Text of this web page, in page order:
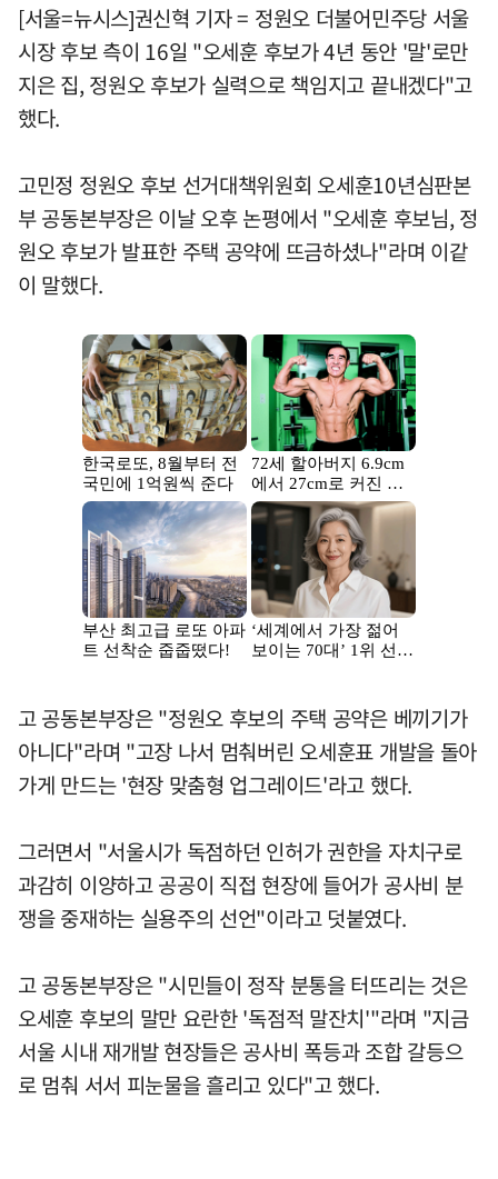
[서울=뉴시스]권신혁 기자 = 정원오 더불어민주당 서울
시장 후보 측이 16일 "오세훈 후보가 4년 동안 '말'로만
지은 집, 정원오 후보가 실력으로 책임지고 끝내겠다"고
했다.
고민정 정원오 후보 선거대책위원회 오세훈10년심판본
부 공동본부장은 이날 오후 논평에서 "오세훈 후보님, 정
원오 후보가 발표한 주택 공약에 뜨금하셨나"라며 이같
이 말했다.
고 공동본부장은 "정원오 후보의 주택 공약은 베끼기가
아니다"라며 "고장 나서 멈춰버린 오세훈표 개발을 돌아
가게 만드는 '현장 맞춤형 업그레이드'라고 했다.
그러면서 "서울시가 독점하던 인허가 권한을 자치구로
과감히 이양하고 공공이 직접 현장에 들어가 공사비 분
쟁을 중재하는 실용주의 선언"이라고 덧붙였다.
고 공동본부장은 "시민들이 정작 분통을 터뜨리는 것은
오세훈 후보의 말만 요란한 '독점적 말잔치'"라며 "지금
서울 시내 재개발 현장들은 공사비 폭등과 조합 갈등으
로 멈춰 서서 피눈물을 흘리고 있다"고 했다.